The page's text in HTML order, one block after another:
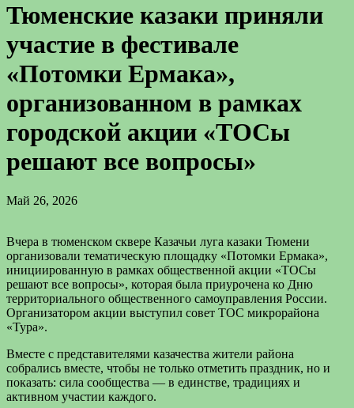
Тюменские казаки приняли
участие в фестивале
«Потомки Ермака»,
организованном в рамках
городской акции «ТОСы
решают все вопросы»
Май 26, 2026
Вчера в тюменском сквере Казачьи луга казаки Тюмени
организовали тематическую площадку «Потомки Ермака»,
инициированную в рамках общественной акции «ТОСы
решают все вопросы», которая была приурочена ко Дню
территориального общественного самоуправления России.
Организатором акции выступил совет ТОС микрорайона
«Тура».
Вместе с представителями казачества жители района
собрались вместе, чтобы не только отметить праздник, но и
показать: сила сообщества — в единстве, традициях и
активном участии каждого.